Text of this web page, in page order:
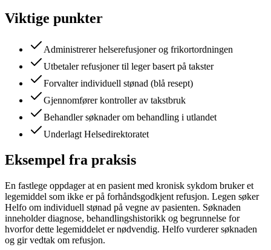
Viktige punkter
Administrerer helserefusjoner og frikortordningen
Utbetaler refusjoner til leger basert på takster
Forvalter individuell stønad (blå resept)
Gjennomfører kontroller av takstbruk
Behandler søknader om behandling i utlandet
Underlagt Helsedirektoratet
Eksempel fra praksis
En fastlege oppdager at en pasient med kronisk sykdom bruker et
legemiddel som ikke er på forhåndsgodkjent refusjon. Legen søker
Helfo om individuell stønad på vegne av pasienten. Søknaden
inneholder diagnose, behandlingshistorikk og begrunnelse for
hvorfor dette legemiddelet er nødvendig. Helfo vurderer søknaden
og gir vedtak om refusjon.